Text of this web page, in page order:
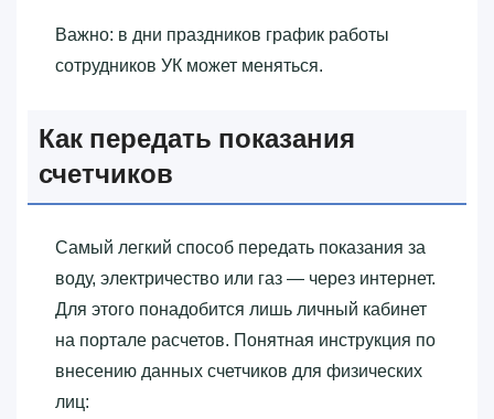
Важно: в дни праздников график работы
сотрудников УК может меняться.
Как передать показания
счетчиков
Самый легкий способ передать показания за
воду, электричество или газ — через интернет.
Для этого понадобится лишь личный кабинет
на портале расчетов. Понятная инструкция по
внесению данных счетчиков для физических
лиц: